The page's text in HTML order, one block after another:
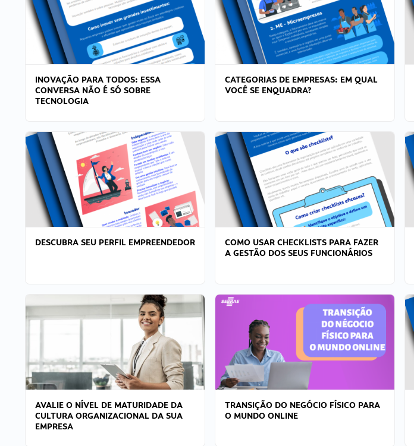
INOVAÇÃO PARA TODOS: ESSA
CONVERSA NÃO É SÓ SOBRE
TECNOLOGIA
CATEGORIAS DE EMPRESAS: EM QUAL
VOCÊ SE ENQUADRA?
DESCUBRA SEU PERFIL EMPREENDEDOR
COMO USAR CHECKLISTS PARA FAZER
A GESTÃO DOS SEUS FUNCIONÁRIOS
AVALIE O NÍVEL DE MATURIDADE DA
CULTURA ORGANIZACIONAL DA SUA
EMPRESA
TRANSIÇÃO DO NEGÓCIO FÍSICO PARA
O MUNDO ONLINE